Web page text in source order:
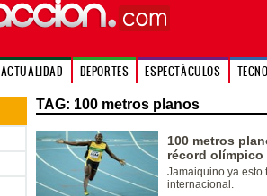
ACTUALIDAD DEPORTES ESPECTÁCULOS
TAG: 100 metros planos
100 metros
récord olímpico
Jamaiquino ya esto
internacional.